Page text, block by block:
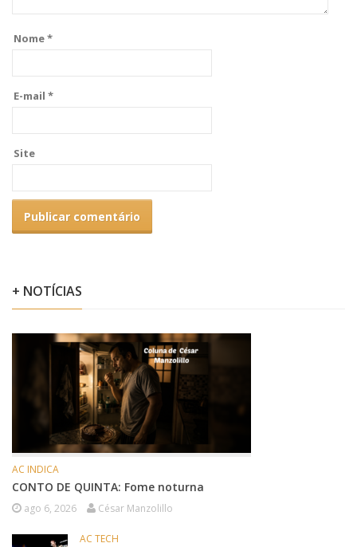
Nome*
E-mail *
Site
+ NOTÍCIAS
AC INDICA
CONTO DE QUINTA: Fome noturna
ago 6, 2026 César Manzolillo
AC TECH